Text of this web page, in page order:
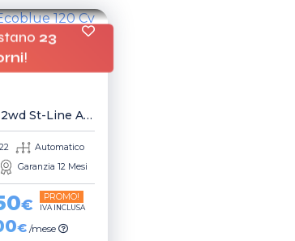
23
!
1.5 Ecoblue 120 Cv 2wd St-Line Auto Suv
Automatico
Garanzia 12 Mesi
€ PROMO!
IVA INCLUSA
€ /mese